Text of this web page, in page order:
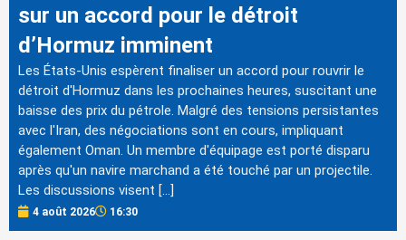
sur un accord pour le détroit
d’Hormuz imminent
Les États-Unis espèrent finaliser un accord pour rouvrir le
détroit d'Hormuz dans les prochaines heures, suscitant une
baisse des prix du pétrole. Malgré des tensions persistantes
avec l'Iran, des négociations sont en cours, impliquant
également Oman. Un membre d'équipage est porté disparu
après qu'un navire marchand a été touché par un projectile.
Les discussions visent […]
4 août 2026 16:30